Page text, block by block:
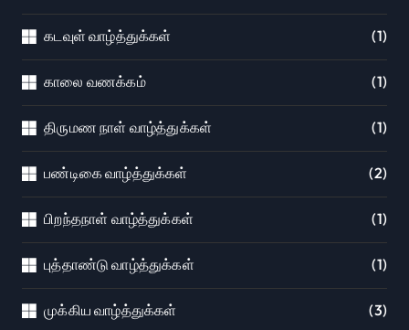
கடவுள் வாழ்த்துக்கள் (1)
காலை வணக்கம் (1)
திருமண நாள் வாழ்த்துக்கள் (1)
பண்டிகை வாழ்த்துக்கள் (2)
பிறந்தநாள் வாழ்த்துக்கள் (1)
புத்தாண்டு வாழ்த்துக்கள் (1)
முக்கிய வாழ்த்துக்கள் (3)